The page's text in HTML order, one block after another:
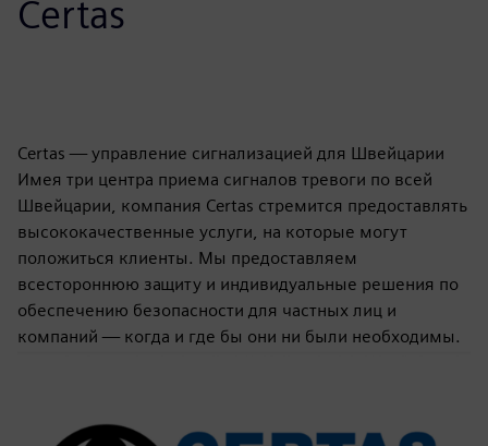
Certas
Certas — управление сигнализацией для Швейцарии
Имея три центра приема сигналов тревоги по всей
Швейцарии, компания Certas стремится предоставлять
высококачественные услуги, на которые могут
положиться клиенты. Мы предоставляем
всестороннюю защиту и индивидуальные решения по
обеспечению безопасности для частных лиц и
компаний — когда и где бы они ни были необходимы.